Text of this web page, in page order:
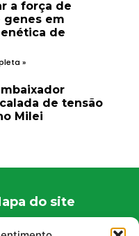
a força de
genes em
de
»
de tensão
Milei
do site